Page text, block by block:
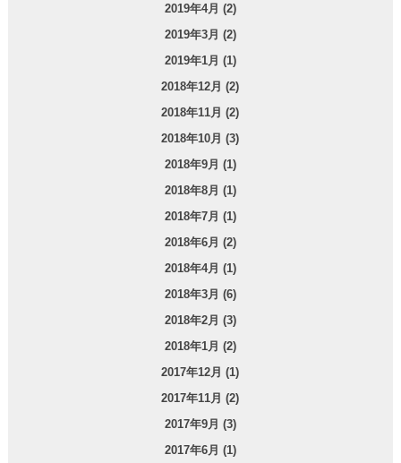
2019年4月 (2)
2019年3月 (2)
2019年1月 (1)
2018年12月 (2)
2018年11月 (2)
2018年10月 (3)
2018年9月 (1)
2018年8月 (1)
2018年7月 (1)
2018年6月 (2)
2018年4月 (1)
2018年3月 (6)
2018年2月 (3)
2018年1月 (2)
2017年12月 (1)
2017年11月 (2)
2017年9月 (3)
2017年6月 (1)